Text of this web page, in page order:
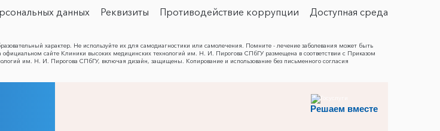
данных Реквизиты Противодействие коррупции Доступная среда
характер. Не используйте их для самодиагностики или самолечения. Помните - лечение заболевания может быть
сайте Клиники высоких медицинских технологий им. Н. И. Пирогова СПбГУ размещена в соответствии с Приказом
им. Н. И. Пирогова СПбГУ, включая дизайн, защищены. Копирование и использование без письменного согласия
Решаем вместе